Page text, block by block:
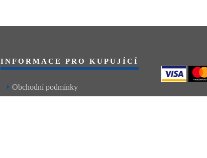
INFORMACE PRO KUPUJÍCÍ
Obchodní podmínky